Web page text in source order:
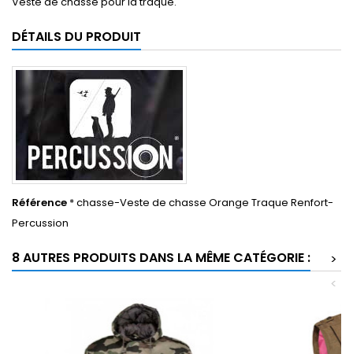
DÉTAILS DU PRODUIT
Référence * chasse-Veste de chasse Orange Traque Renfort-
Percussion
8 AUTRES PRODUITS DANS LA MÊME CATÉGORIE :
>
<